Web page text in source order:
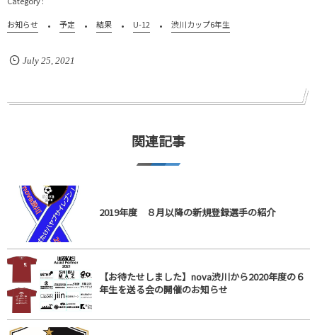
お知らせ 予定 結果 U-12 渋川カップ6年生
July 25, 2021
関連記事
2019年度 ８月以降の新規登録選手の紹介
【お待たせしました】nova渋川から2020年度の６
年生を送る会の開催のお知らせ